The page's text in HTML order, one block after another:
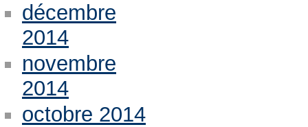
décembre
2014
novembre
2014
octobre 2014